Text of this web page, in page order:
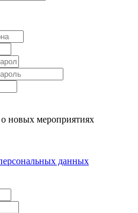
новых мероприятиях
данных